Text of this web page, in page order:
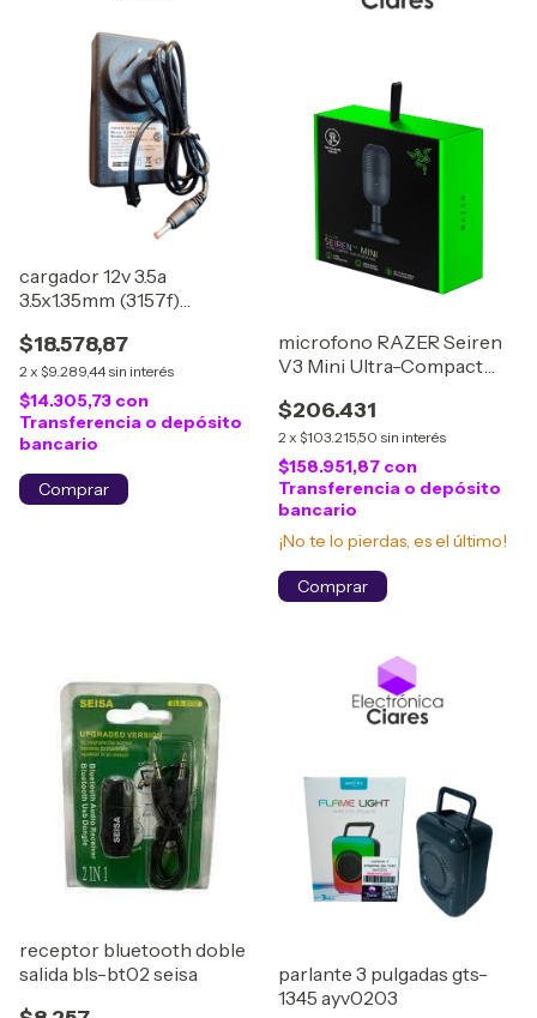
cargador 12v 3.5a
3.5x1.35mm (3157f)
$18.578,87
2 x $9.289,44 sin interés
$14.305,73 con
Transferencia o depósito
bancario
microfono RAZER Seiren
V3 Mini Ultra-Compact
$206.431
2 x $103.215,50 sin interés
$158.951,87 con
Transferencia o depósito
bancario
¡No te lo pierdas, es el último!
receptor bluetooth doble
salida bls-bt02 seisa
parlante 3 pulgadas gts-
1345 ayv0203